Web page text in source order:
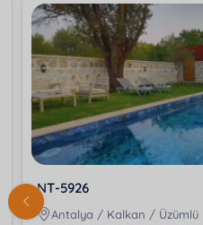
NT-5926
Antalya / Kalkan / Üzümlü